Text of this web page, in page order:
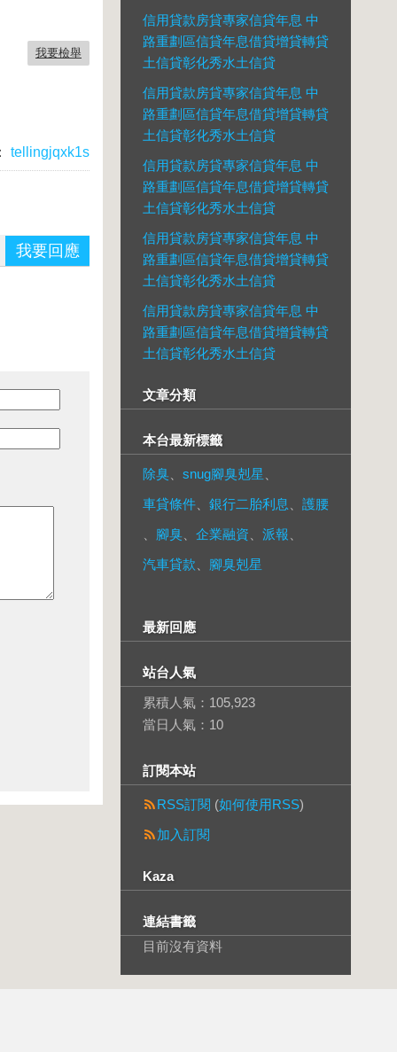
我要檢舉
tellingjqxk1s
我要回應
信用貸款房貸專家信貸年息 中
路重劃區信貸年息借貸增貸轉貸
土信貸彰化秀水土信貸
信用貸款房貸專家信貸年息 中
路重劃區信貸年息借貸增貸轉貸
土信貸彰化秀水土信貸
信用貸款房貸專家信貸年息 中
路重劃區信貸年息借貸增貸轉貸
土信貸彰化秀水土信貸
信用貸款房貸專家信貸年息 中
路重劃區信貸年息借貸增貸轉貸
土信貸彰化秀水土信貸
信用貸款房貸專家信貸年息 中
路重劃區信貸年息借貸增貸轉貸
土信貸彰化秀水土信貸
文章分類
本台最新標籤
除臭 snug腳臭剋星
車貸條件
銀行二胎利息
護腰
腳臭 企業融資 派報
汽車貸款
腳臭剋星
最新回應
站台人氣
累積人氣： 105,923
當日人氣： 10
訂閱本站
RSS訂閱 (如何使用RSS)
加入訂閱
Kaza
連結書籤
目前沒有資料